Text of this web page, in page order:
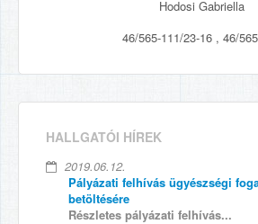
Hodosi Gabriella
46/565-111/23-16 , 46/
HALLGATÓI HÍREK
2019.06.12.
Pályázati felhívás ügyészségi
betöltésére
Részletes pályázati felhívás...